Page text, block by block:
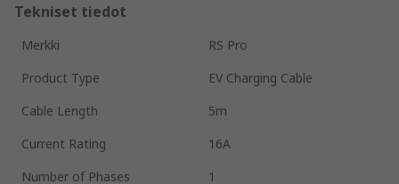
Tekniset tiedot
Merkki
RS Pro
Product Type
EV Charging Cable
Cable Length
5m
Current Rating
16A
Number of Phases
1